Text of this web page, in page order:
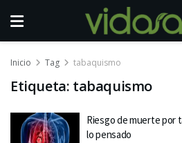
Inicio Tag tabaquismo
Etiqueta: tabaquismo
Riesgo de muerte por
lo pensado